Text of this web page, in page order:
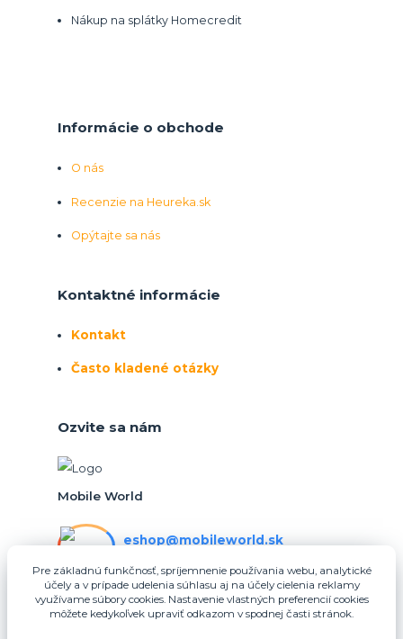
Nákup na splátky Homecredit
Informácie o obchode
O nás
Recenzie na Heureka.sk
Opýtajte sa nás
Kontaktné informácie
Kontakt
Často kladené otázky
Ozvite sa nám
Mobile World
eshop@mobileworld.sk
eshop@mobileworld.sk
Pre základnú funkčnosť, spríjemnenie používania webu, analytické
účely a v prípade udelenia súhlasu aj na účely cielenia reklamy
využívame súbory cookies. Nastavenie vlastných preferencií cookies
môžete kedykoľvek upraviť odkazom v spodnej časti stránok.